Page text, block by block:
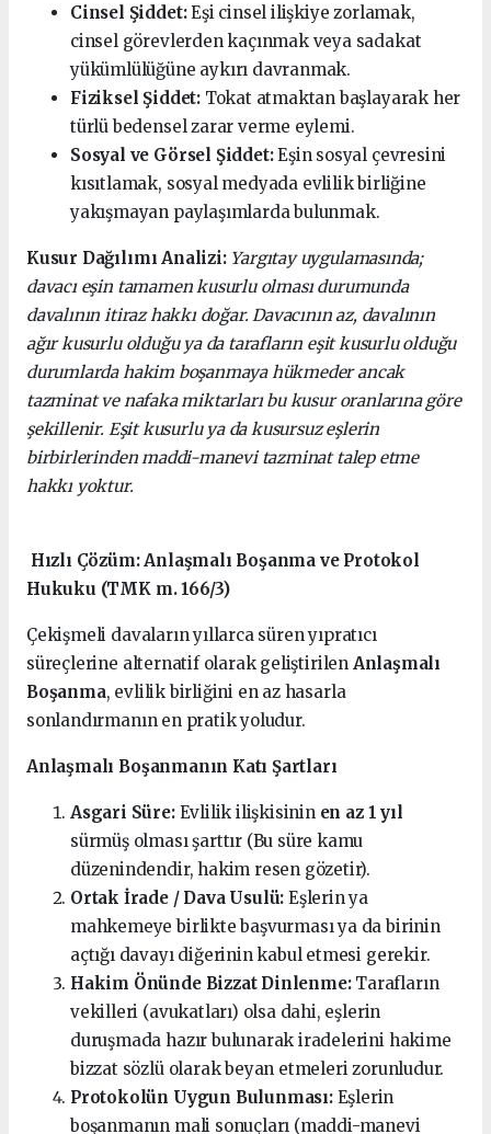
Cinsel Şiddet:Eşi cinsel ilişkiye zorlamak,
cinsel görevlerden kaçınmak veya sadakat
yükümlülüğüne aykırı davranmak.
Fiziksel Şiddet:Tokat atmaktan başlayarak her
türlü bedensel zarar verme eylemi.
Sosyal ve Görsel Şiddet:Eşin sosyal çevresini
kısıtlamak, sosyal medyada evlilik birliğine
yakışmayan paylaşımlarda bulunmak.
Kusur Dağılımı Analizi: Yargıtay uygulamasında;
davacı eşin tamamen kusurlu olması durumunda
davalının itiraz hakkı doğar. Davacının az, davalının
ağır kusurlu olduğu ya da tarafların eşit kusurlu olduğu
durumlarda hakim boşanmaya hükmeder ancak
tazminat ve nafaka miktarları bu kusur oranlarına göre
şekillenir. Eşit kusurlu ya da kusursuz eşlerin
birbirlerinden maddi-manevi tazminat talep etme
hakkı yoktur.
Hızlı Çözüm: Anlaşmalı Boşanma ve Protokol
Hukuku (TMK m. 166/3)
Çekişmeli davaların yıllarca süren yıpratıcı
süreçlerine alternatif olarak geliştirilen Anlaşmalı
Boşanma, evlilik birliğini en az hasarla
sonlandırmanın en pratik yoludur.
Anlaşmalı Boşanmanın Katı Şartları
Asgari Süre:Evlilik ilişkisinin en az 1 yıl
sürmüş olması şarttır (Bu süre kamu
düzenindendir, hakim resen gözetir).
Ortak İrade / Dava Usulü: Eşlerin ya
mahkemeye birlikte başvurması ya da birinin
açtığı davayı diğerinin kabul etmesi gerekir.
Hakim Önünde Bizzat Dinlenme:Tarafların
vekilleri (avukatları) olsa dahi, eşlerin
duruşmada hazır bulunarak iradelerini hakime
bizzat sözlü olarak beyan etmeleri zorunludur.
Protokolün Uygun Bulunması:Eşlerin
boşanmanın mali sonuçları (maddi-manevi